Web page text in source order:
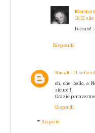
Marina
2015 alle
Peccato!
Rispondi
SaraB 11
oh, che bello, a
sicuro!!
Grazie per
Rispondi
Risposte